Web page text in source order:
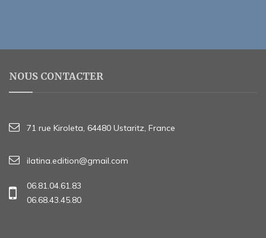
NOUS CONTACTER
71 rue Kiroleta, 64480 Ustaritz, France
ilatina.edition@gmail.com
06.81.04.61.83
06.68.43.45.80